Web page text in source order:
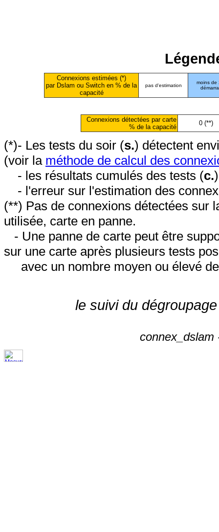
Connexions estimées (*)
par Dslam ou Switch en % de la
capacité
pas d'estimation
moins de
Connexions détectées par carte
% de la capacité
0 (**)
(*)- Les tests du soir (s.) détectent
(voir la méthode de calcul des
- les résultats cumulés des tests (c.
- l'erreur sur l'estimation des
(**) Pas de connexions détectées sur
utilisée, carte en panne.
- Une panne de carte peut être
sur une carte après plusieurs tests
avec un nombre moyen ou élevé
le suivi du
connex_dslam